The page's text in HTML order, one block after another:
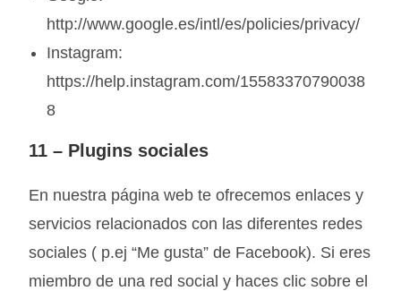
http://www.google.es/intl/es/policies/privacy/
Instagram:
https://help.instagram.com/15583370790038
8
11 – Plugins sociales
En nuestra página web te ofrecemos enlaces y
servicios relacionados con las diferentes redes
sociales ( p.ej “Me gusta” de Facebook). Si eres
miembro de una red social y haces clic sobre el